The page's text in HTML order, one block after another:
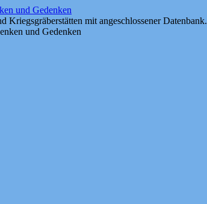
und Gedenken
mit angeschlossener Datenbank.